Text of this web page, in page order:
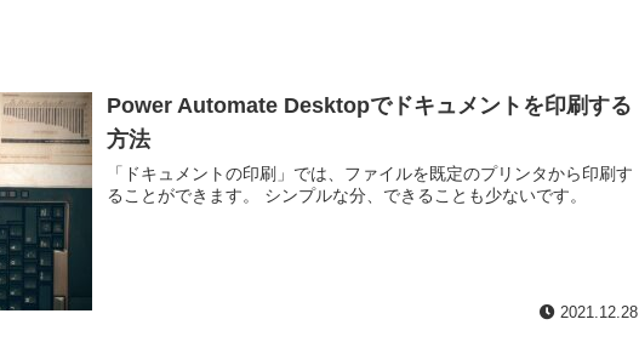
Power Automate Desktopでドキュメントを印刷する
方法
「ドキュメントの印刷」では、ファイルを既定のプリンタから印刷す
ることができます。 シンプルな分、できることも少ないです。
2021.12.28